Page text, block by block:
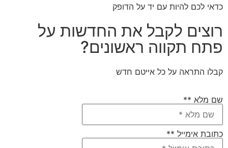
כדאי לכם להיות עם יד על הדופק
רוצים לקבל את החדשות על
פתח תקווה ראשונים?
קבלו התראה על כל אייטם חדש
שם מלא **
כתובת אימייל **